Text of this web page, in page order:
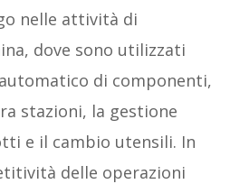
nelle attività di
dove sono utilizzati
di componenti,
stazioni, la gestione
e il cambio utensili. In
delle operazioni